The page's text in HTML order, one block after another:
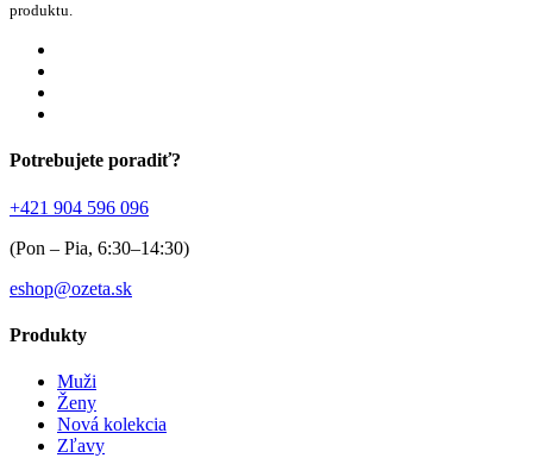
produktu.
Potrebujete poradiť?
+421 904 596 096
(Pon – Pia, 6:30–14:30)
eshop@ozeta.sk
Produkty
Muži
Ženy
Nová kolekcia
Zľavy